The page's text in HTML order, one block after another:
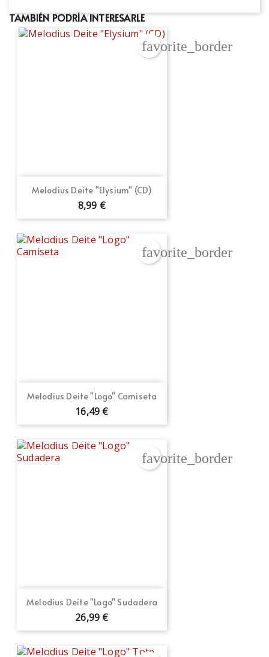
TAMBIÉN PODRÍA INTERESARLE
Melodius Deite "Elysium" (CD)
8,99 €
favorite_border
Melodius Deite "Logo" Camiseta
16,49 €
favorite_border
Melodius Deite "Logo" Sudadera
26,99 €
favorite_border